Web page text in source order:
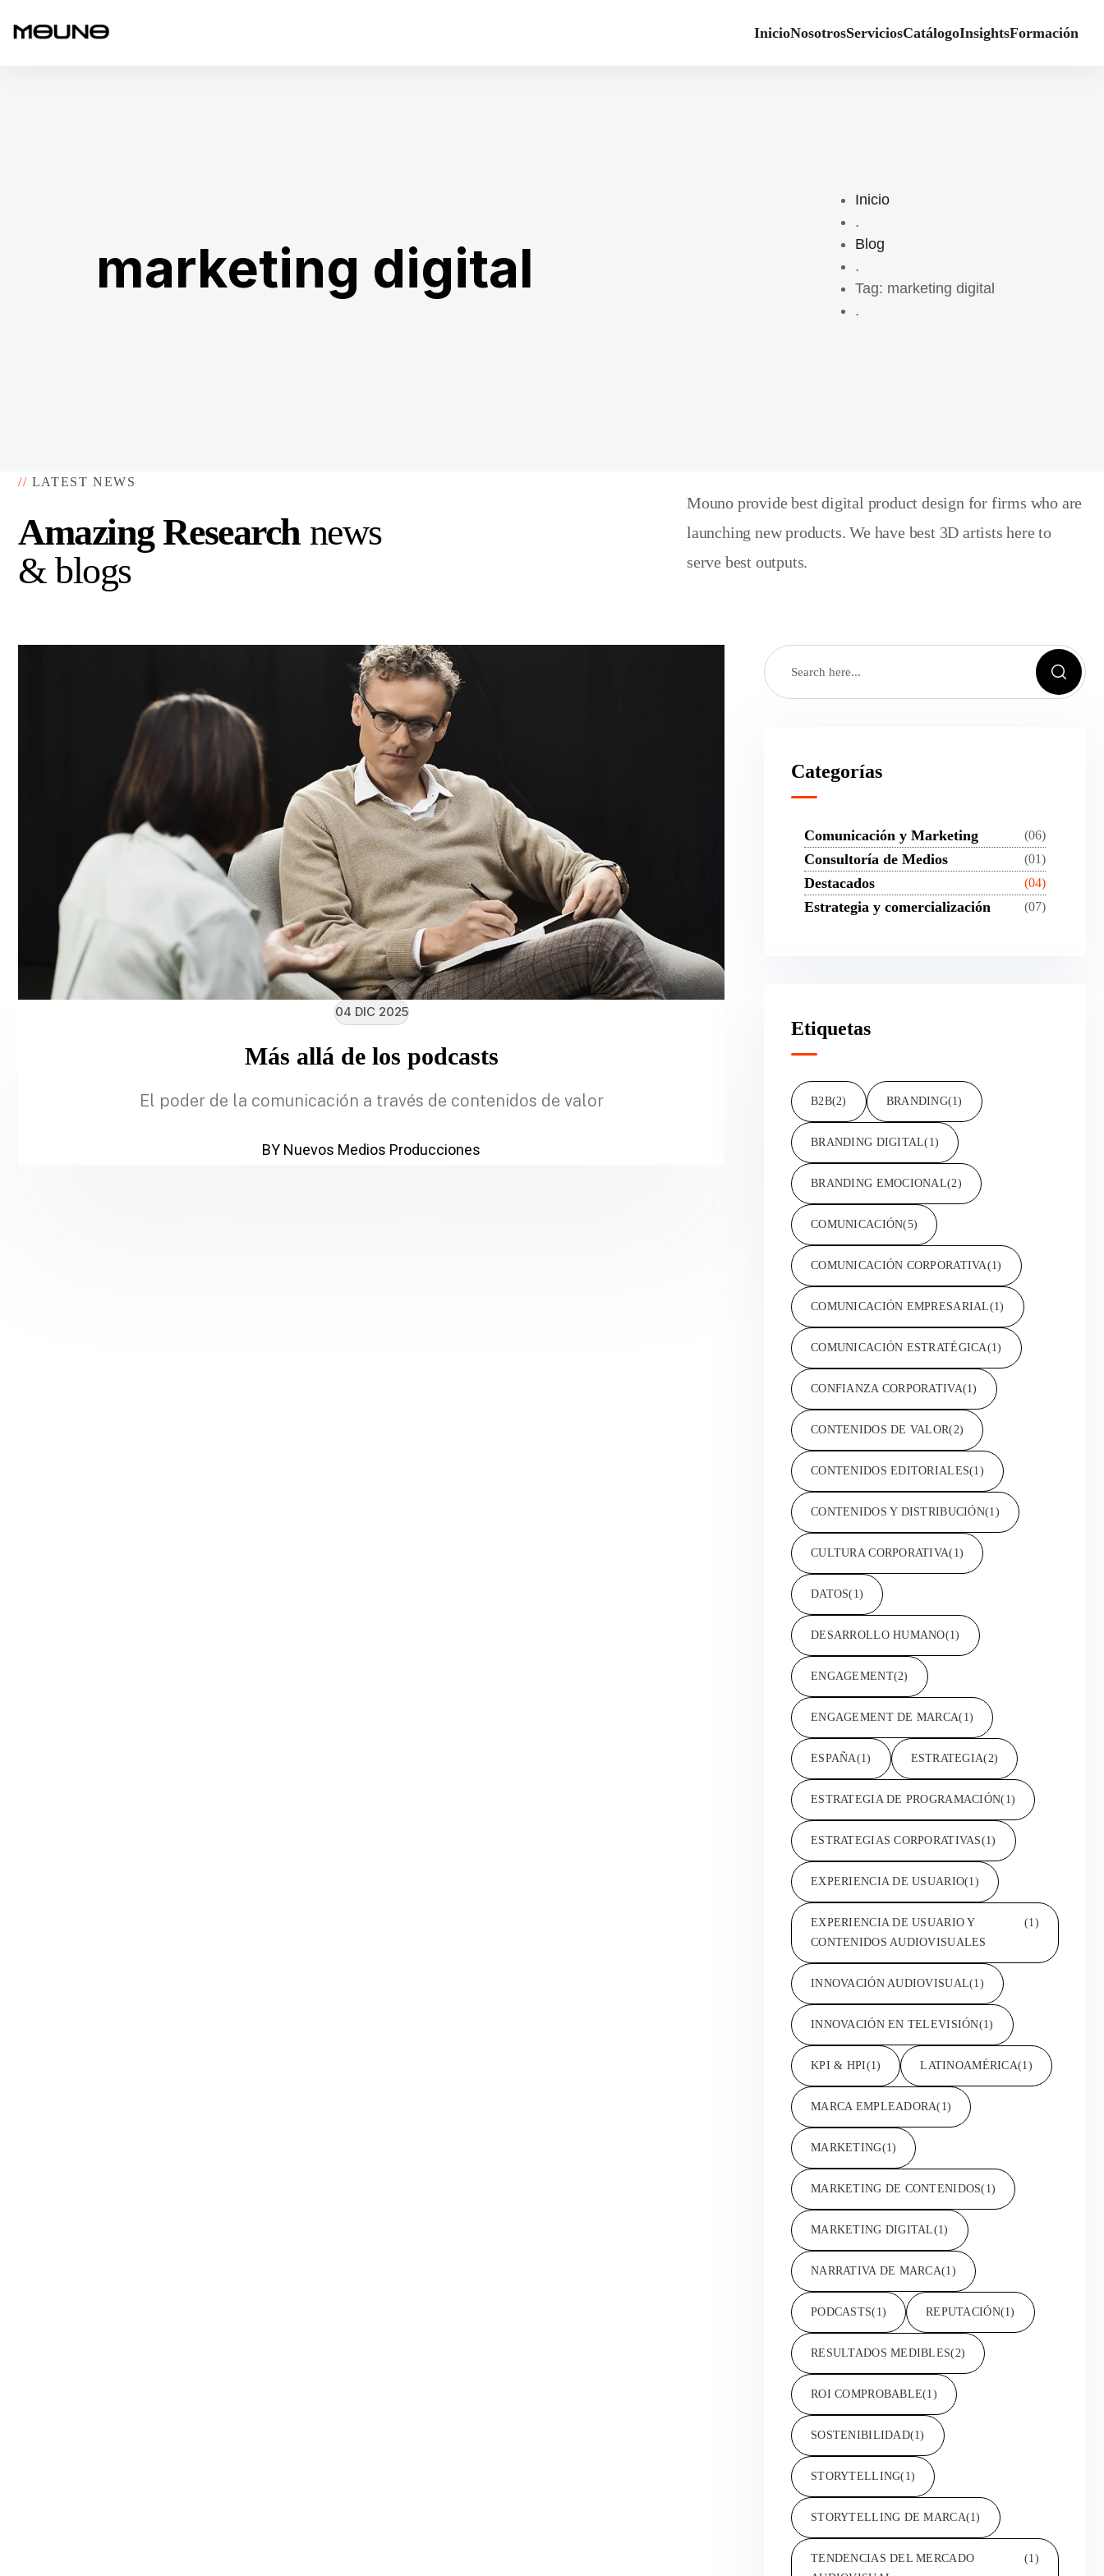
InicioNosotrosServiciosCatálogoInsightsFormación
marketing digital
Inicio
.
Blog
.
Tag: marketing digital
.
// LATEST NEWS
Amazing Researchnews
& blogs
Mouno provide best digital product design for firms who are
launching new products. We have best 3D artists here to
serve best outputs.
04 DIC 2025
Más allá de los podcasts
El poder de la comunicación a través de contenidos de valor
BY Nuevos Medios Producciones
Categorías
Comunicación y Marketing (06)
Consultoría de Medios (01)
Destacados (04)
Estrategia y comercialización (07)
Etiquetas
B2B(2) BRANDING(1)
BRANDING DIGITAL(1)
BRANDING EMOCIONAL(2)
COMUNICACIÓN(5)
COMUNICACIÓN CORPORATIVA(1)
COMUNICACIÓN EMPRESARIAL(1)
COMUNICACIÓN ESTRATÉGICA(1)
CONFIANZA CORPORATIVA(1)
CONTENIDOS DE VALOR(2)
CONTENIDOS EDITORIALES(1)
CONTENIDOS Y DISTRIBUCIÓN(1)
CULTURA CORPORATIVA(1)
DATOS(1)
DESARROLLO HUMANO(1)
ENGAGEMENT(2)
ENGAGEMENT DE MARCA(1)
ESPAÑA(1) ESTRATEGIA(2)
ESTRATEGIA DE PROGRAMACIÓN(1)
ESTRATEGIAS CORPORATIVAS(1)
EXPERIENCIA DE USUARIO(1)
EXPERIENCIA DE USUARIO Y
CONTENIDOS AUDIOVISUALES
(1)
INNOVACIÓN AUDIOVISUAL(1)
INNOVACIÓN EN TELEVISIÓN(1)
KPI & HPI(1) LATINOAMÉRICA(1)
MARCA EMPLEADORA(1)
MARKETING(1)
MARKETING DE CONTENIDOS(1)
MARKETING DIGITAL(1)
NARRATIVA DE MARCA(1)
PODCASTS(1) REPUTACIÓN(1)
RESULTADOS MEDIBLES(2)
ROI COMPROBABLE(1)
SOSTENIBILIDAD(1)
STORYTELLING(1)
STORYTELLING DE MARCA(1)
TENDENCIAS DEL MERCADO
(1)